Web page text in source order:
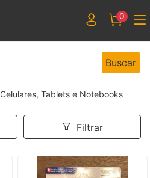
0
Buscar
Celulares, Tablets e Notebooks
Filtrar